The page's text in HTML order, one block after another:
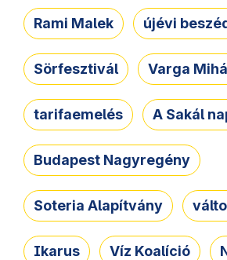
Rami Malek újévi
Sörfesztivál Varga
tarifaemelés A Sakál
Budapest Nagyregény
Soteria Alapítvány
Ikarus Víz Koalíció